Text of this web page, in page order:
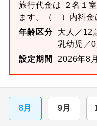
旅行代金は ２名１
ます。
（ ）内料金
年齢区分
大人／12
乳幼児／
設定期間
2026年8
8月 9月